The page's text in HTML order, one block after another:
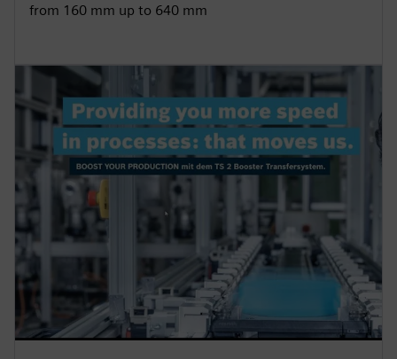
from 160 mm up to 640 mm